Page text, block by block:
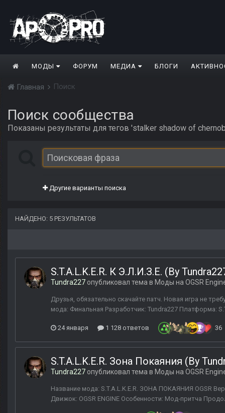
МОДЫ ФОРУМ МЕДИА БЛОГИ
Главная Поиск
Поиск сообщества
Показаны результаты для тегов 'stalker shadow of
Другие варианты поиска
НАЙДЕНО: 5 РЕЗУЛЬТАТОВ
S.T.A.L.K.E.R. К Э.Л.И.З.Е. (By
Tundra227 опубликовал тема в Моды на OGSR
Друзья, обязательно скачайте патч. Новая игра не
мода: Финальная Разработчик: Tundra227 Платформа:
24 января 1 128 ответов 36
S.T.A.L.K.E.R. Зона Покаяния (By
Tundra227 опубликовал тема в Моды на OGSR
Название мода: S.T.A.L.K.E.R. ЗОНА ПОКАЯНИЯ OGSR
Движок: OGSR ENGINE Особенности: Мод-притча